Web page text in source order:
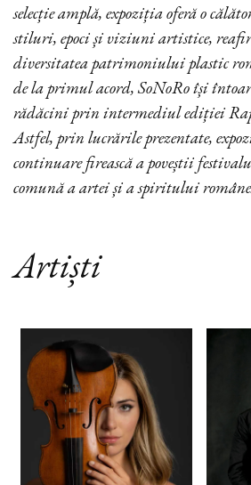
selecție amplă, expoziția oferă o
stiluri, epoci și viziuni artistice,
diversitatea patrimoniului plastic
de la primul acord, SoNoRo își
rădăcini prin intermediul ediției
Astfel, prin lucrările prezentate,
continuare firească a poveștii
comună a artei și a spiritului
Artiști